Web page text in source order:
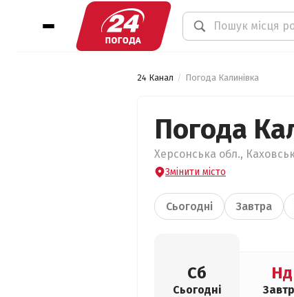
24 Канал Погода Калинівка
Погода
Херсонська обл.,
Змінити місто
Сьогодні Завтра
Сб
Сьогодні
Нд